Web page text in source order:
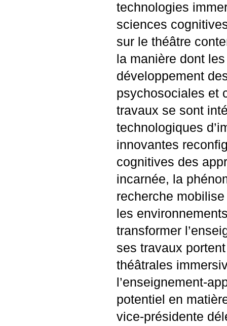
technologies
sciences
sur le théâtre
la manière dont
développement
psychosociales et
travaux se sont
technologiques
innovantes
cognitives des
incarnée, la
recherche
les
transformer
ses travaux
théâtrales
l’enseignement-
potentiel en
vice‑présidente